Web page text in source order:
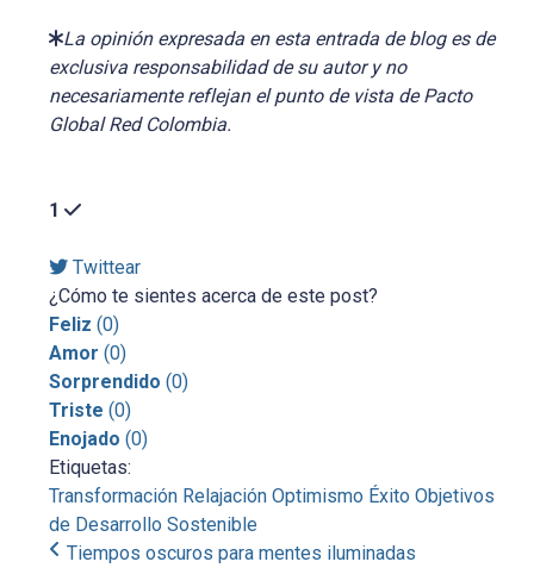
La opinión expresada en esta entrada de blog es de
exclusiva responsabilidad de su autor y no
necesariamente reflejan el punto de vista de Pacto
Global Red Colombia.
1
Twittear
¿Cómo te sientes acerca de este post?
Feliz (0)
Amor (0)
Sorprendido (0)
Triste (0)
Enojado (0)
Etiquetas:
Transformación Relajación Optimismo Éxito Objetivos
de Desarrollo Sostenible
Tiempos oscuros para mentes iluminadas